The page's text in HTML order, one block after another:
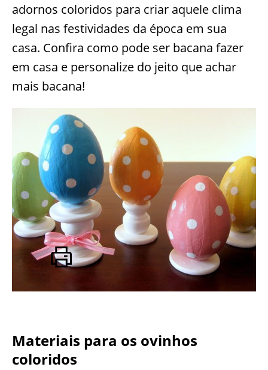
adornos coloridos para criar aquele clima
legal nas festividades da época em sua
casa. Confira como pode ser bacana fazer
em casa e personalize do jeito que achar
mais bacana!
Materiais para os ovinhos
coloridos